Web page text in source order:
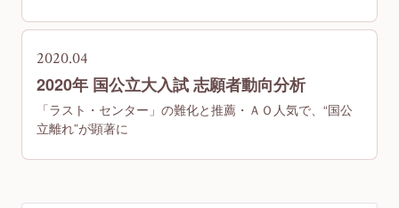
2020.04
2020年 国公立大入試 志願者動向分析
「ラスト・センター」の難化と推薦・ＡＯ人気で、“国公
立離れ”が顕著に